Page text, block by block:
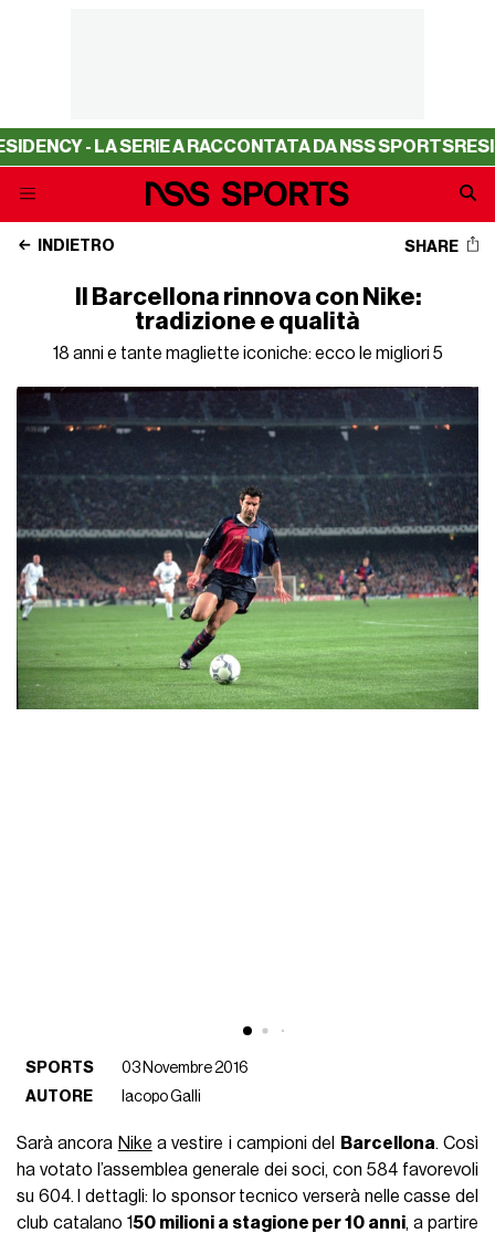
A RACCONTATA DA NSS SPORTSRESIDENCY - LA
INDIETRO SHARE
Il Barcellona rinnova con Nike:
tradizione e qualità
18 anni e tante magliette iconiche: ecco le migliori 5
SPORTS
03 Novembre 2016
AUTORE
Iacopo Galli
Sarà ancora Nike a vestire i campioni del Barcellona. Così
ha votato l’assemblea generale dei soci, con 584 favorevoli
su 604. I dettagli: lo sponsor tecnico verserà nelle casse del
club catalano 150 milioni a stagione per 10 anni, a partire